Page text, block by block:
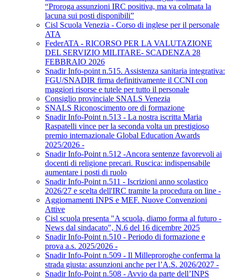
“Proroga assunzioni IRC positiva, ma va colmata la
lacuna sui posti disponibili”
Cisl Scuola Venezia - Corso di inglese per il personale
ATA
FederATA - RICORSO PER LA VALUTAZIONE
DEL SERVIZIO MILITARE- SCADENZA 28
FEBBRAIO 2026
Snadir Info-point n.515. Assistenza sanitaria integrativa:
FGU/SNADIR firma definitivamente il CCNI con
maggiori risorse e tutele per tutto il personale
Consiglio provinciale SNALS Venezia
SNALS Riconoscimento ore di formazione
Snadir Info-Point n.513 - La nostra iscritta Maria
Raspatelli vince per la seconda volta un prestigioso
premio internazionale Global Education Awards
2025/2026 -
Snadir Info-Point n.512 -Ancora sentenze favorevoli ai
docenti di religione precari. Ruscica: indispensabile
aumentare i posti di ruolo
Snadir Info-Point n.511 - Iscrizioni anno scolastico
2026/27 e scelta dell'IRC tramite la procedura on line -
Aggiornamenti INPS e MEF. Nuove Convenzioni
Attive
Cisl scuola presenta "A scuola, diamo forma al futuro -
News dal sindacato", N.6 del 16 dicembre 2025
Snadir Info-Point n.510 - Periodo di formazione e
prova a.s. 2025/2026 -
Snadir Info-Point n.509 - Il Milleproroghe conferma la
strada giusta: assunzioni anche per l’A.S. 2026/2027 -
Snadir Info-Point n.508 - Avvio da parte dell’INPS